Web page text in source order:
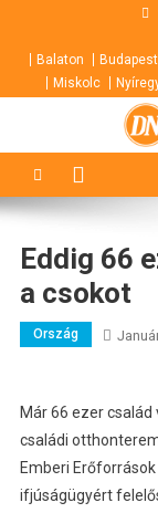
contentBalaton Budapest
Miskolc
Eddig 66
a csokot
Ország
Már 66 ezer
családi
Emberi
ifjúságügyért